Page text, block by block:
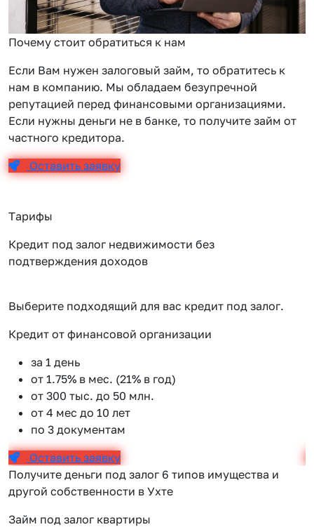
Почему стоит обратиться к нам
Если Вам нужен залоговый займ, то обратитесь к
нам в компанию. Мы обладаем безупречной
репутацией перед финансовыми организациями.
Если нужны деньги не в банке, то получите займ от
частного кредитора.
Оставить заявку
Тарифы
Кредит под залог недвижимости без
подтверждения доходов
Выберите подходящий для вас кредит под залог.
Кредит от финансовой организации
за 1 день
от 1.75% в мес. (21% в год)
от 300 тыс. до 50 млн.
от 4 мес до 10 лет
по 3 документам
Оставить заявку
Получите деньги под залог 6 типов имущества и
другой собственности в Ухте
Займ под залог квартиры